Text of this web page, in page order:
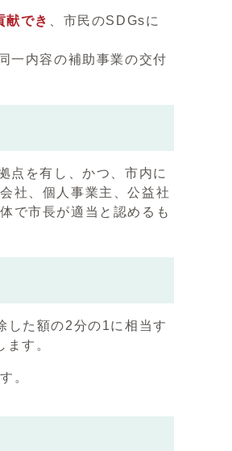
献でき
、市民のSDGsに
一内容の補助事業の交付
点を有し、かつ、市内に
社、個人事業主、公益社
で市長が適当と認めるも
した額の2分の1に相当す
す。
。